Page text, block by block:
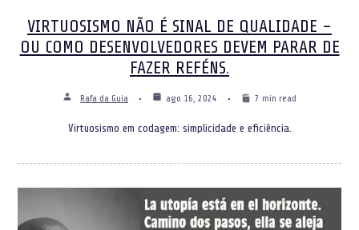
VIRTUOSISMO NÃO É SINAL DE QUALIDADE –
OU COMO DESENVOLVEDORES DEVEM PARAR DE
FAZER REFÉNS.
Rafa da Guia ago 16, 2024 7 min read
Virtuosismo em codagem: simplicidade e eficiência.